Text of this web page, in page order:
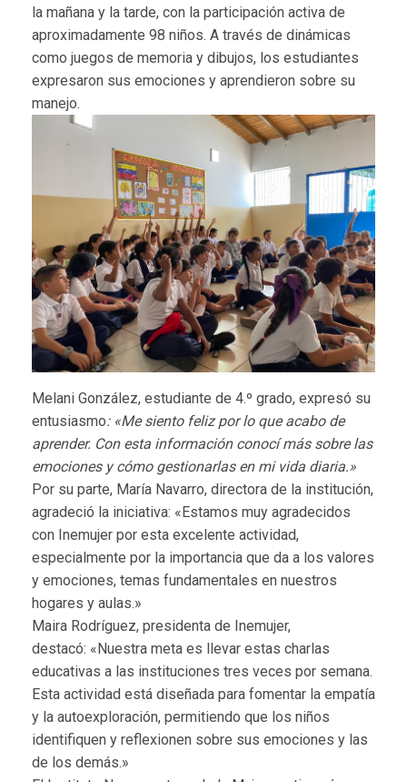
la mañana y la tarde, con la participación activa de
aproximadamente 98 niños. A través de dinámicas
como juegos de memoria y dibujos, los estudiantes
expresaron sus emociones y aprendieron sobre su
manejo.
Melani González, estudiante de 4.º grado, expresó su
entusiasmo: «Me siento feliz por lo que acabo de
aprender. Con esta información conocí más sobre las
emociones y cómo gestionarlas en mi vida diaria.»
Por su parte, María Navarro, directora de la institución,
agradeció la iniciativa: «Estamos muy agradecidos
con Inemujer por esta excelente actividad,
especialmente por la importancia que da a los valores
y emociones, temas fundamentales en nuestros
hogares y aulas.»
Maira Rodríguez, presidenta de Inemujer,
destacó: «Nuestra meta es llevar estas charlas
educativas a las instituciones tres veces por semana.
Esta actividad está diseñada para fomentar la empatía
y la autoexploración, permitiendo que los niños
identifiquen y reflexionen sobre sus emociones y las
de los demás.»